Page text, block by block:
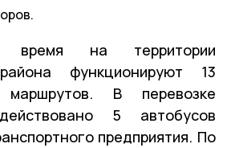
время на территории
функционируют 13
маршрутов. В перевозке
5 автобусов
предприятия. По